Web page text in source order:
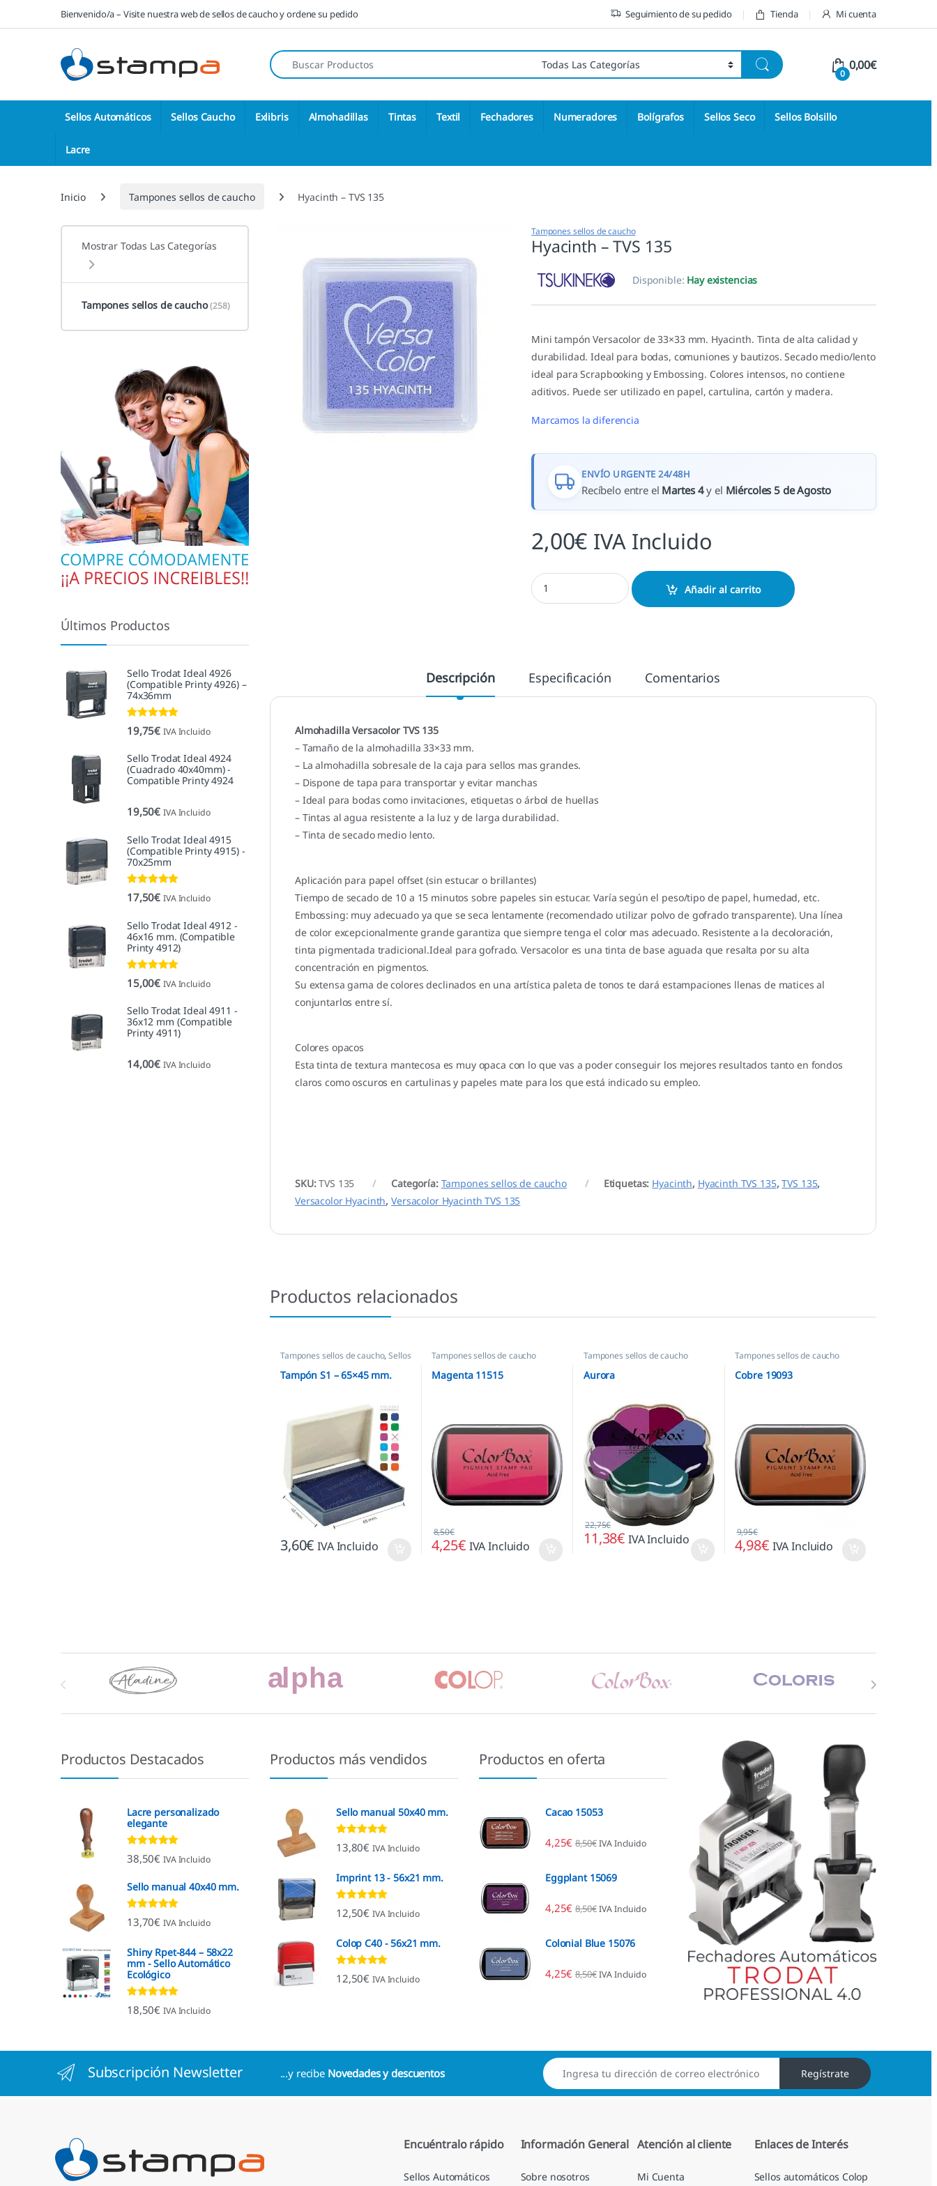
Saltar a la navegación
Saltar al contenidoBienvenido/a – Visite nuestra web de sellos de caucho y ordene su pedido Seguimiento de su pedido Tienda Mi cuenta
Búsqueda de:
0
0,00€
Sellos Automáticos Sellos Caucho Exlibris Almohadillas Tintas Textil Fechadores Numeradores Bolígrafos Sellos Seco Sellos Bolsillo
Lacre
Inicio Tampones sellos de caucho Hyacinth – TVS 135
Tampones sellos de caucho
Hyacinth – TVS 135
Disponible: Hay existencias
Mini tampón Versacolor de 33×33 mm. Hyacinth. Tinta de alta calidad y
durabilidad. Ideal para bodas, comuniones y bautizos. Secado medio/lento
ideal para Scrapbooking y Embossing. Colores intensos, no contiene
aditivos. Puede ser utilizado en papel, cartulina, cartón y madera.
Marcamos la diferencia
ENVÍO URGENTE 24/48H
Recíbelo entre el Martes 4y el Miércoles 5 de Agosto
2,00€ IVA Incluido
Hyacinth - TVS 135 cantidad
Añadir al carrito
Descripción Especificación Comentarios
Almohadilla Versacolor TVS 135
– Tamaño de la almohadilla 33×33 mm.
– La almohadilla sobresale de la caja para sellos mas grandes.
– Dispone de tapa para transportar y evitar manchas
– Ideal para bodas como invitaciones, etiquetas o árbol de huellas
– Tintas al agua resistente a la luz y de larga durabilidad.
– Tinta de secado medio lento.
Aplicación para papel offset (sin estucar o brillantes)
Tiempo de secado de 10 a 15 minutos sobre papeles sin estucar. Varía según el peso/tipo de papel, humedad, etc.
Embossing: muy adecuado ya que se seca lentamente (recomendado utilizar polvo de gofrado transparente). Una línea
de color excepcionalmente grande garantiza que siempre tenga el color mas adecuado. Resistente a la decoloración,
tinta pigmentada tradicional.Ideal para gofrado. Versacolor es una tinta de base aguada que resalta por su alta
concentración en pigmentos.
Su extensa gama de colores declinados en una artística paleta de tonos te dará estampaciones llenas de matices al
conjuntarlos entre sí.
Colores opacos
Esta tinta de textura mantecosa es muy opaca con lo que vas a poder conseguir los mejores resultados tanto en fondos
claros como oscuros en cartulinas y papeles mate para los que está indicado su empleo.
SKU:TVS 135 Categoría: Tampones sellos de caucho Etiquetas: Hyacinth, Hyacinth TVS 135,TVS 135,
Versacolor Hyacinth,Versacolor Hyacinth TVS 135
Productos relacionados
Tampones sellos de caucho,Sellos
empresas
Tampón S1 – 65×45 mm.
3,60€ IVA Incluido
Tampones sellos de caucho
Magenta 11515
4,25€
8,50€
IVA Incluido
Tampones sellos de caucho
Aurora
11,38€
22,75€
IVA Incluido
Tampones sellos de caucho
Cobre 19093
4,98€
9,95€
IVA Incluido
Mostrar Todas Las Categorías
Tampones sellos de caucho(258)
Últimos Productos
Sello Trodat Ideal 4926
(Compatible Printy 4926) –
74x36mm
Valorado con
5.00de 5
19,75€ IVA Incluido
Sello Trodat Ideal 4924
(Cuadrado 40x40mm) -
Compatible Printy 4924
19,50€ IVA Incluido
Sello Trodat Ideal 4915
(Compatible Printy 4915) -
70x25mm
Valorado con
5.00de 5
17,50€ IVA Incluido
Sello Trodat Ideal 4912 -
46x16 mm. (Compatible
Printy 4912)
Valorado con
5.00de 5
15,00€ IVA Incluido
Sello Trodat Ideal 4911 -
36x12 mm (Compatible
Printy 4911)
14,00€ IVA Incluido
Marcas De Carrusel
Productos Destacados
Lacre personalizado
elegante
Valorado con
4.92de 5
38,50€ IVA Incluido
Sello manual 40x40 mm.
Valorado con
4.96de 5
13,70€ IVA Incluido
Shiny Rpet-844 – 58x22
mm - Sello Automático
Ecológico
Valorado con
4.96de 5
18,50€ IVA Incluido
Productos más vendidos
Sello manual 50x40 mm.
Valorado con
4.80de 5
13,80€ IVA Incluido
Imprint 13 - 56x21 mm.
Valorado con
4.96de 5
12,50€ IVA Incluido
Colop C40 - 56x21 mm.
Valorado con
4.88de 5
12,50€ IVA Incluido
Productos en oferta
Cacao 15053
4,25€ 8,50€ IVA Incluido
Eggplant 15069
4,25€ 8,50€ IVA Incluido
Colonial Blue 15076
4,25€ 8,50€ IVA Incluido
Subscripción Newsletter ...y recibe Novedades y descuentos Regístrate
Encuéntralo rápido
Sellos Automáticos
Información General
Sobre nosotros
Atención al cliente
Mi Cuenta
Enlaces de Interés
Sellos automáticos Colop